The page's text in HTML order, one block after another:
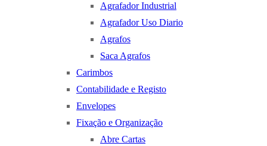
Agrafador Industrial
Agrafador Uso Diario
Agrafos
Saca Agrafos
Carimbos
Contabilidade e Registo
Envelopes
Fixação e Organização
Abre Cartas